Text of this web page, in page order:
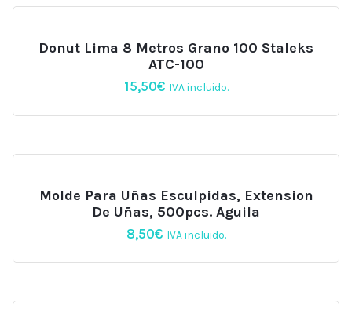
Donut Lima 8 Metros Grano 100 Staleks
ATC-100
15,50€ IVA incluido.
Molde Para Uñas Esculpidas, Extension
De Uñas, 500pcs. Aguila
8,50€ IVA incluido.